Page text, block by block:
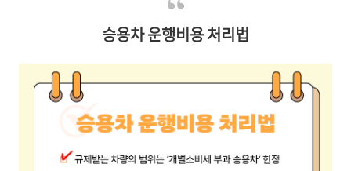
승용차 운행비용 처리법